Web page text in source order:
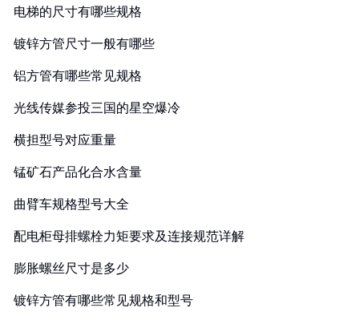
电梯的尺寸有哪些规格
镀锌方管尺寸一般有哪些
铝方管有哪些常见规格
光线传媒参投三国的星空爆冷
横担型号对应重量
锰矿石产品化合水含量
曲臂车规格型号大全
配电柜母排螺栓力矩要求及连接规范详解
膨胀螺丝尺寸是多少
镀锌方管有哪些常见规格和型号